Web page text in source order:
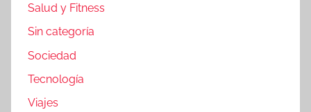
Salud y Fitness
Sin categoría
Sociedad
Tecnología
Viajes